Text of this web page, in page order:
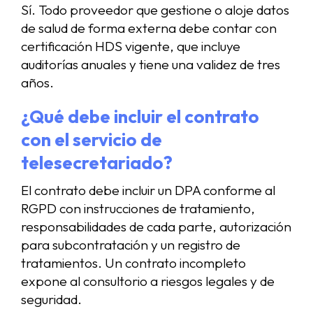
Sí. Todo proveedor que gestione o aloje datos
de salud de forma externa debe contar con
certificación HDS vigente, que incluye
auditorías anuales y tiene una validez de tres
años.
¿Qué debe incluir el contrato
con el servicio de
telesecretariado?
El contrato debe incluir un DPA conforme al
RGPD con instrucciones de tratamiento,
responsabilidades de cada parte, autorización
para subcontratación y un registro de
tratamientos. Un contrato incompleto
expone al consultorio a riesgos legales y de
seguridad.